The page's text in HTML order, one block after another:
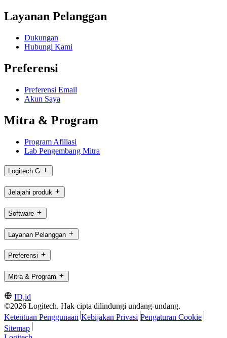
Layanan Pelanggan
Dukungan
Hubungi Kami
Preferensi
Preferensi Email
Akun Saya
Mitra & Program
Program Afiliasi
Lab Pengembang Mitra
Logitech G
Jelajahi produk
Software
Layanan Pelanggan
Preferensi
Mitra & Program
ID,id
©2026 Logitech. Hak cipta dilindungi undang-undang.
Ketentuan Penggunaan Kebijakan Privasi Pengaturan Cookie
Sitemap